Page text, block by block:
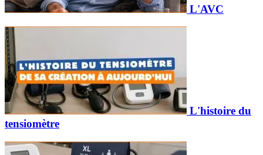
L'AVC
L'histoire du
tensiomètre